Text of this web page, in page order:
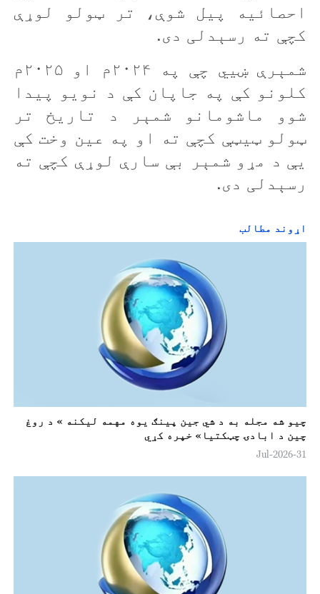
احصائيه پيل شوې، تر ټولو لوړې
کچې ته رسېدلی دی.
شمېرې ښيي چې په ۲۰۲۴م او ۲۰۲۵م
کلونو کې په جاپان کې د نويو پیدا
شوو ماشومانو شمېر د تاریخ تر
ټولو ټيټې کچې ته او په عين وخت کې
يې د مړو شمېر بې سارې لوړې کچې ته
رسېدلی دی.
اړوند مطالب
چيو شه مجله به د شي جين پينګ يوه مهمه لیکنه » د روغ
چين د ابادۍ چټکتيا» خپره کړي
31-Jul-2026